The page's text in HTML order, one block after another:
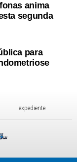
anima
segunda
para
expediente